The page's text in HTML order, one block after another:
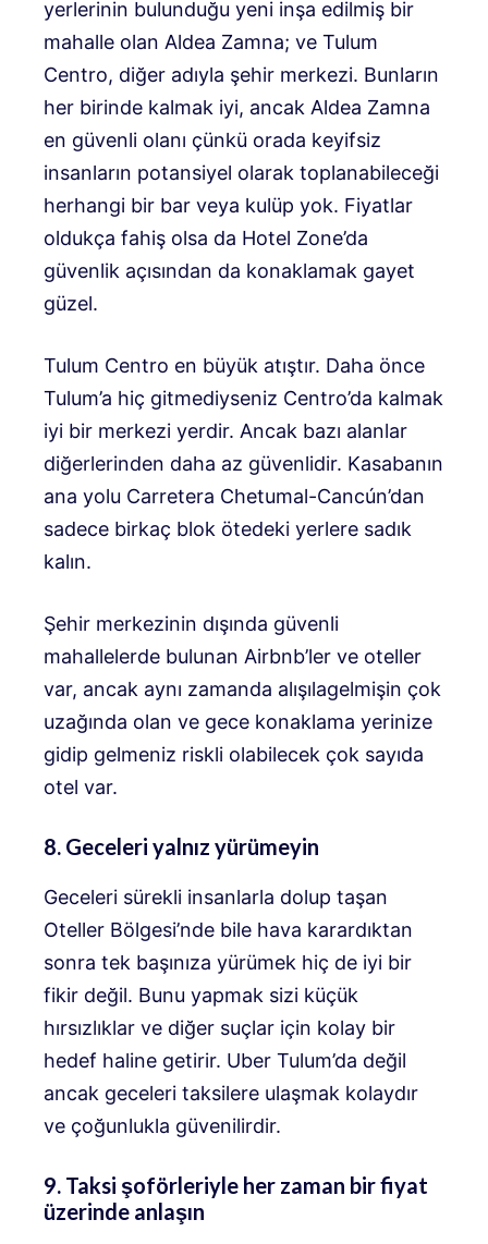
yerlerinin bulunduğu yeni inşa edilmiş bir
mahalle olan Aldea Zamna; ve Tulum
Centro, diğer adıyla şehir merkezi. Bunların
her birinde kalmak iyi, ancak Aldea Zamna
en güvenli olanı çünkü orada keyifsiz
insanların potansiyel olarak toplanabileceği
herhangi bir bar veya kulüp yok. Fiyatlar
oldukça fahiş olsa da Hotel Zone’da
güvenlik açısından da konaklamak gayet
güzel.
Tulum Centro en büyük atıştır. Daha önce
Tulum’a hiç gitmediyseniz Centro’da kalmak
iyi bir merkezi yerdir. Ancak bazı alanlar
diğerlerinden daha az güvenlidir. Kasabanın
ana yolu Carretera Chetumal-Cancún’dan
sadece birkaç blok ötedeki yerlere sadık
kalın.
Şehir merkezinin dışında güvenli
mahallelerde bulunan Airbnb’ler ve oteller
var, ancak aynı zamanda alışılagelmişin çok
uzağında olan ve gece konaklama yerinize
gidip gelmeniz riskli olabilecek çok sayıda
otel var.
8. Geceleri yalnız yürümeyin
Geceleri sürekli insanlarla dolup taşan
Oteller Bölgesi’nde bile hava karardıktan
sonra tek başınıza yürümek hiç de iyi bir
fikir değil. Bunu yapmak sizi küçük
hırsızlıklar ve diğer suçlar için kolay bir
hedef haline getirir. Uber Tulum’da değil
ancak geceleri taksilere ulaşmak kolaydır
ve çoğunlukla güvenilirdir.
9. Taksi şoförleriyle her zaman bir fiyat
üzerinde anlaşın